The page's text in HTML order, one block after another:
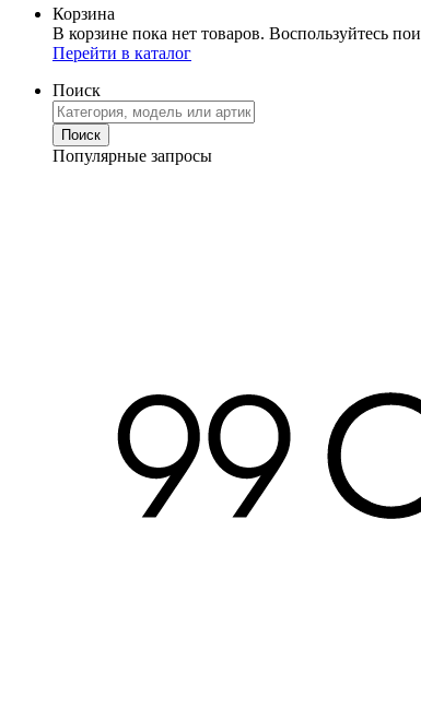
Корзина
В корзине пока нет товаров. Воспользуйтесь
Перейти в каталог
Поиск
Популярные запросы